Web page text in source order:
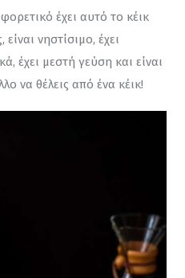
έχει αυτό το κέικ
νηστίσιμο, έχει
έχει μεστή γεύση και είναι
να θέλεις από ένα κέικ!